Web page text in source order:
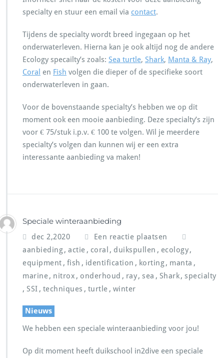
specialty en stuur een email via contact.
Tijdens de specialty wordt breed ingegaan op het
onderwaterleven. Hierna kan je ook altijd nog de andere
Ecology specailty’s zoals: Sea turtle, Shark, Manta & Ray,
Coral en Fish volgen die dieper of de specifieke soort
onderwaterleven in gaan.
Voor de bovenstaande specialty’s hebben we op dit
moment ook een mooie aanbieding. Deze specialty’s zijn
voor € 75/stuk i.p.v. € 100 te volgen. Wil je meerdere
specialty’s volgen dan kunnen wij er een extra
interessante aanbieding va maken!
Speciale winteraanbieding
dec 2,2020
Een reactie plaatsen
aanbieding, actie , coral , duikspullen , ecology,
equipment , fish , identification , korting, manta ,
marine, nitrox , onderhoud , ray, sea , Shark, specialty
, SSI , techniques , turtle , winter
Nieuws
We hebben een speciale winteraanbieding voor jou!
Op dit moment heeft duikschool in2dive een speciale